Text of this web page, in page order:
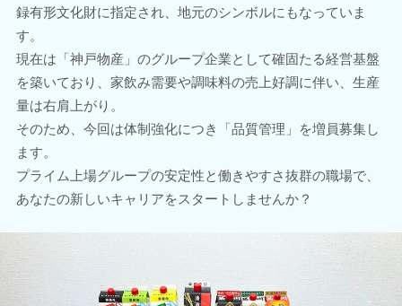
録有形文化財に指定され、地元のシンボルにもなっていま
す。
現在は「神戸物産」のグループ企業として確固たる経営基盤
を築いており、家飲み需要や調味料の売上好調に伴い、生産
量は右肩上がり。
そのため、今回は体制強化につき「品質管理」を増員募集し
ます。
プライム上場グループの安定性と働きやすさ抜群の職場で、
あなたの新しいキャリアをスタートしませんか？